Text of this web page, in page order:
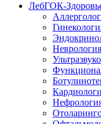
ЛебГОК-
Неврология